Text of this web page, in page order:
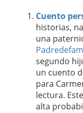
Cuento
historias,
una
segundo
un cuento
para
lectura.
alta